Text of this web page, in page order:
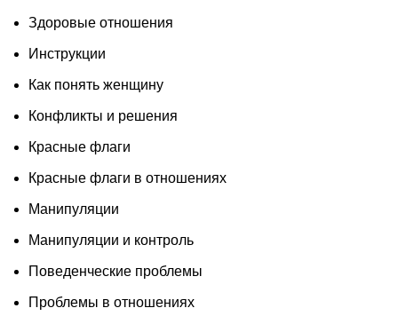
Здоровые отношения
Инструкции
Как понять женщину
Конфликты и решения
Красные флаги
Красные флаги в отношениях
Манипуляции
Манипуляции и контроль
Поведенческие проблемы
Проблемы в отношениях